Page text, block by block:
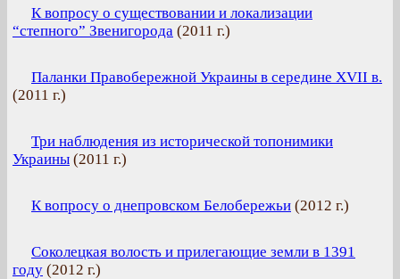
К вопросу о существовании и локализации
“степного” Звенигорода (2011 г.)
Паланки Правобережной Украины в середине XVII в.
(2011 г.)
Три наблюдения из исторической топонимики
Украины (2011 г.)
К вопросу о днепровском Белобережьи (2012 г.)
Соколецкая волость и прилегающие земли в 1391
году (2012 г.)